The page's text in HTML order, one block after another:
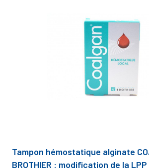
Tampon hémostatique alginate
BROTHIER : modification de la LPP